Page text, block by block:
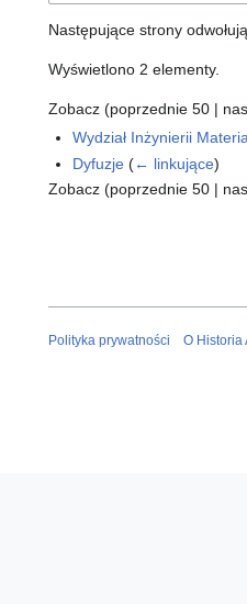
Następujące strony
Wyświetlono 2 elementy.
Zobacz (poprzednie 50 |
Wydział Inżynierii
Dyfuzje (← linkujące)
Zobacz (poprzednie 50 |
Polityka prywatności O Historia